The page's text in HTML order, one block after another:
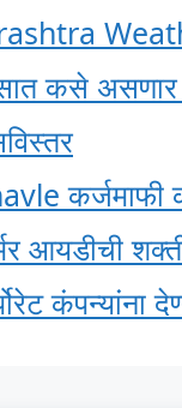
कसे असणार
कर्जमाफी
आयडीची
कंपन्यांना